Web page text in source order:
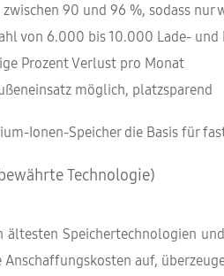
90 und 96 %, sodass
von 6.000 bis 10.000 Lade- und
Prozent Verlust pro Monat
möglich, platzsparend
Ionen-Speicher die Basis für
Technologie)
ältesten Speichertechnologien
auf,